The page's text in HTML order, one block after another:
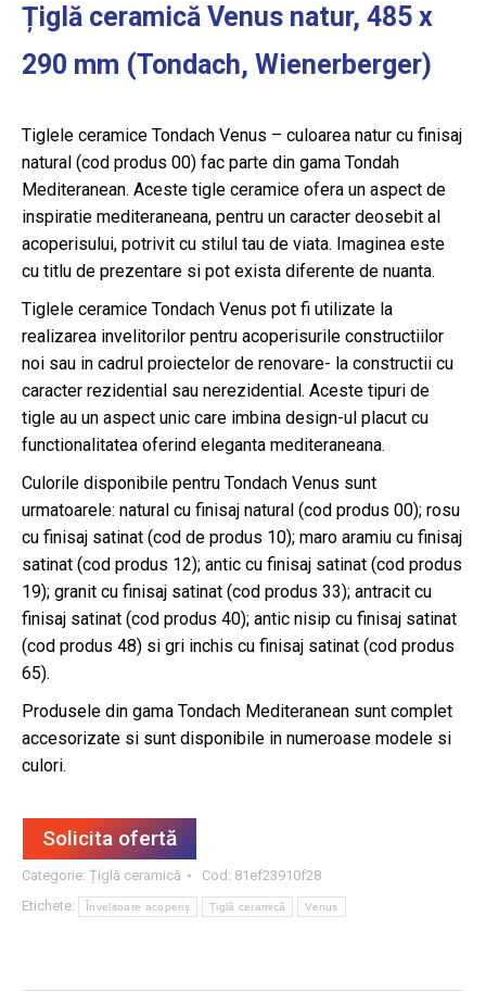
Țiglă ceramică Venus natur, 485 x
290 mm (Tondach, Wienerberger)
Tiglele ceramice Tondach Venus – culoarea natur cu finisaj
natural (cod produs 00) fac parte din gama Tondah
Mediteranean. Aceste tigle ceramice ofera un aspect de
inspiratie mediteraneana, pentru un caracter deosebit al
acoperisului, potrivit cu stilul tau de viata. Imaginea este
cu titlu de prezentare si pot exista diferente de nuanta.
Tiglele ceramice Tondach Venus pot fi utilizate la
realizarea invelitorilor pentru acoperisurile constructiilor
noi sau in cadrul proiectelor de renovare- la constructii cu
caracter rezidential sau nerezidential. Aceste tipuri de
tigle au un aspect unic care imbina design-ul placut cu
functionalitatea oferind eleganta mediteraneana.
Culorile disponibile pentru Tondach Venus sunt
urmatoarele: natural cu finisaj natural (cod produs 00); rosu
cu finisaj satinat (cod de produs 10); maro aramiu cu finisaj
satinat (cod produs 12); antic cu finisaj satinat (cod produs
19); granit cu finisaj satinat (cod produs 33); antracit cu
finisaj satinat (cod produs 40); antic nisip cu finisaj satinat
(cod produs 48) si gri inchis cu finisaj satinat (cod produs
65).
Produsele din gama Tondach Mediteranean sunt complet
accesorizate si sunt disponibile in numeroase modele si
culori.
Solicita ofertă
Categorie: Țiglă ceramică Cod: 81ef23910f28
Etichete:
Învelitoare acoperiș Țiglă ceramică Venus